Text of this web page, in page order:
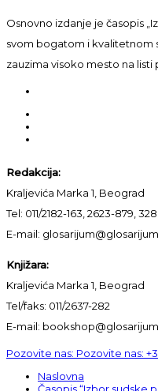
Osnovno izdanje je časopis
svom bogatom i kvalitetnom
zauzima visoko mesto na listi
Redakcija:
Kraljevića Marka 1, Beograd
Tel: 011/2182-163, 2623-879,
E-mail:
Knjižara:
Kraljevića Marka 1, Beograd
Tel/faks: 011/2637-282
E-mail:
Pozovite nas: Pozovite nas:
Naslovna